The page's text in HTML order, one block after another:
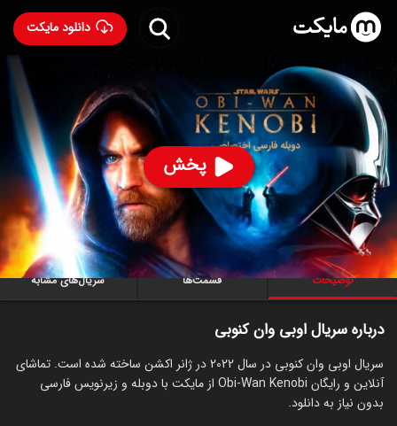
دانلود مایکت
پخش
سریال اوبی وان کنوبی با دوبله فارسی
- Obi-Wan Kenobi
2022
۲۸۲ 95% ۷.۰
ساخت آمریکا سال 2022
رده سنی ۱۳+
سریال
اکشن ماجراجویی علمی‌تخیلی
توضیحات قسمت‌ها سریال‌های مشابه
درباره سریال اوبی وان کنوبی
سریال اوبی وان کنوبی در سال 2022 در ژانر اکشن ساخته شده است. تماشای
آنلاین و رایگان Obi-Wan Kenobi از مایکت با دوبله و زیرنویس فارسی
بدون نیاز به دانلود.